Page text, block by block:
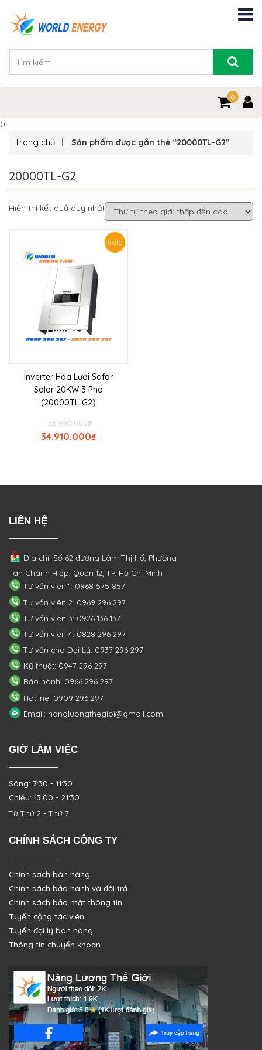
0
0
Trang chủ Sản phẩm được gắn thẻ “20000TL-G2”
20000TL-G2
Hiển thị kết quả duy nhất
Sale
Inverter Hòa Lưới Sofar
Solar 20KW 3 Pha
(20000TL-G2)
₫
36.990.000
₫
34.910.000
LIÊN HỆ
Địa chỉ: Số 62 đường Lâm Thị Hố, Phường
Tân Chánh Hiệp, Quận 12, TP. Hồ Chí Minh
Tư vấn viên 1: 0968 575 857
Tư vấn viên 2: 0969 296 297
Tư vấn viên 3: 0926 136 137
Tư vấn viên 4: 0828 296 297
Tư vấn cho Đại Lý: 0937 296 297
Kỹ thuật: 0947 296 297
Bảo hành: 0966 296 297
Hotline: 0909 296 297
Email: nangluongthegioi@gmail.com
GIỜ LÀM VIỆC
Sáng: 7:30 - 11:30
Chiều: 13:00 - 21:30
Từ Thứ 2 - Thứ 7
CHÍNH SÁCH CÔNG TY
Chính sách bán hàng
Chính sách bảo hành và đổi trả
Chính sách bảo mật thông tin
Tuyển cộng tác viên
Tuyển đại lý bán hàng
Thông tin chuyển khoản